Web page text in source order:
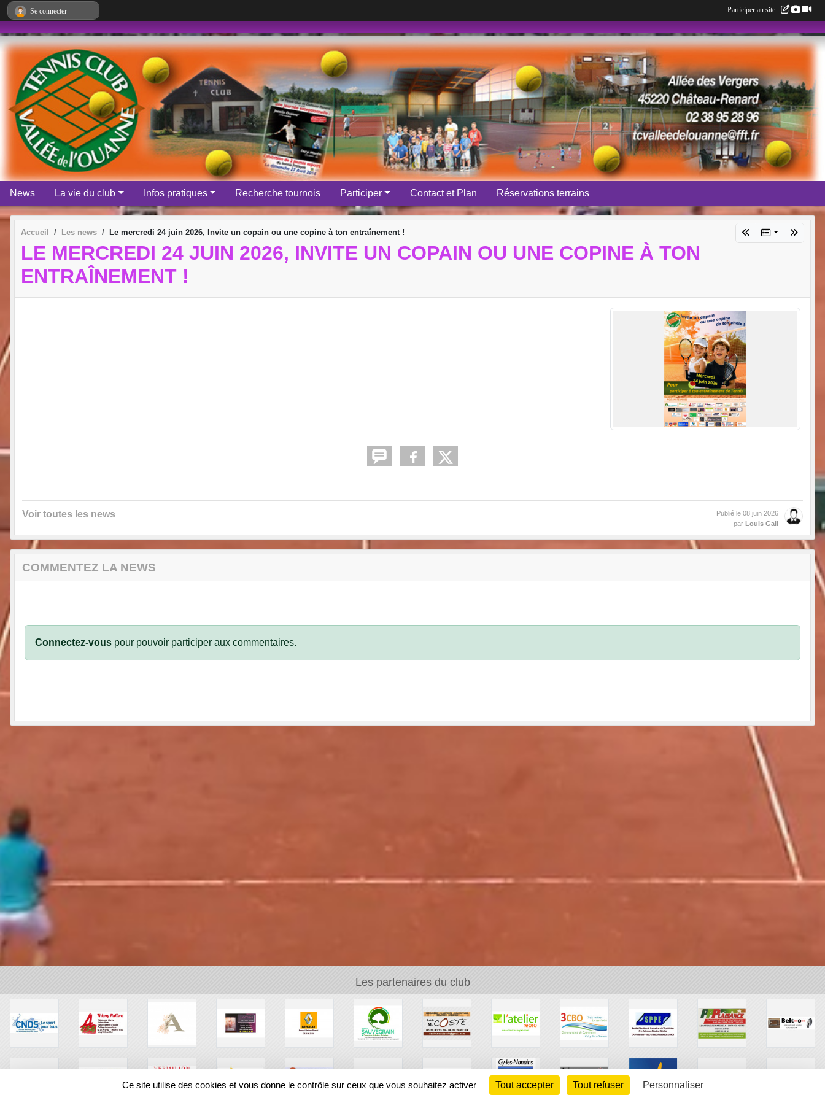
News La vie du club Infos pratiques Recherche tournois Participer Contact et Plan Réservations terrains
Accueil Les news Le mercredi 24 juin 2026, Invite un copain ou une copine à ton entraînement !
LE MERCREDI 24 JUIN 2026, INVITE UN COPAIN OU UNE COPINE À TON
ENTRAÎNEMENT !
Voir toutes les news Publié le 08 juin 2026
par
Louis Gall
COMMENTEZ LA NEWS
Connectez-vous pour pouvoir participer aux commentaires.
Les partenaires du club
Se connecter Participer au site :
Panneau de gestion des cookies
Ce site utilise des cookies et vous donne le contrôle sur ceux que vous souhaitez activer Tout accepter Tout refuser Personnaliser